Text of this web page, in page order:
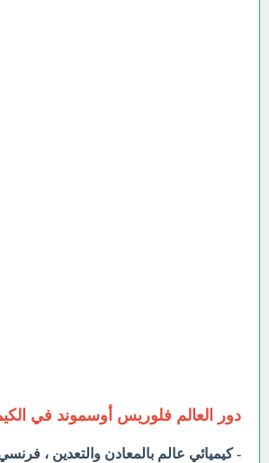
دور العالم فلوريس أوسموند في
- كيميائي عالم بالمعادن والتعدين ،